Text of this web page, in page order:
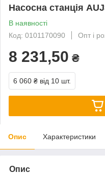
Насосна станція
В наявності
Код: 0101170090
Опт і
8 231,50 ₴
6 060 ₴ від 10 шт.
Опис Характеристики
Опис